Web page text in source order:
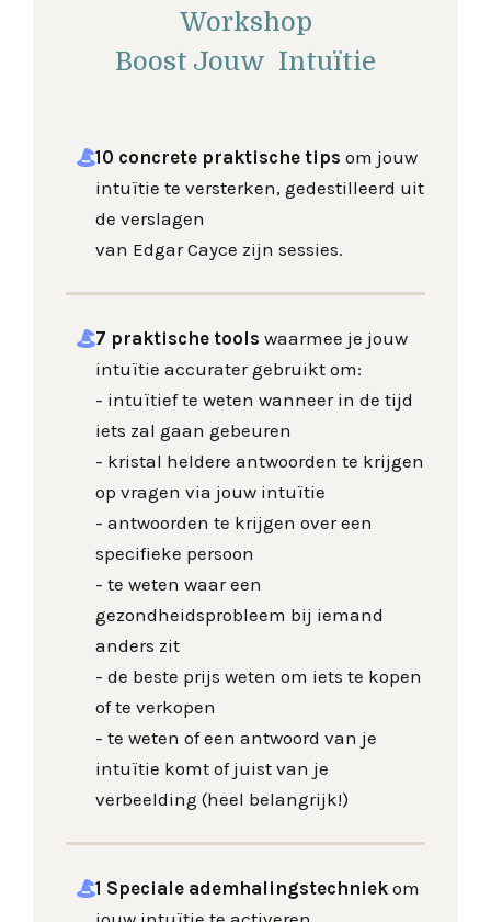
Workshop
Boost Jouw Intuïtie
10 concrete praktische tips om jouw
intuïtie te versterken, gedestilleerd uit
de verslagen
van Edgar Cayce zijn sessies.
7 praktische tools waarmee je jouw
intuïtie accurater gebruikt om:
- intuïtief te weten wanneer in de tijd
iets zal gaan gebeuren
- kristal heldere antwoorden te krijgen
op vragen via jouw intuïtie
- antwoorden te krijgen over een
specifieke persoon
- te weten waar een
gezondheidsprobleem bij iemand
anders zit
- de beste prijs weten om iets te kopen
of te verkopen
- te weten of een antwoord van je
intuïtie komt of juist van je
verbeelding (heel belangrijk!)
1 Speciale ademhalingstechniekom